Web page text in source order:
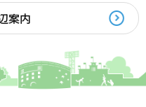
案内